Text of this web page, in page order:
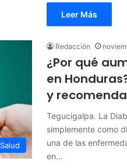
Leer Más
Salud
Redacción
¿Por qué
en
y
Tegucigalpa. La
simplemente como
una de las
en…